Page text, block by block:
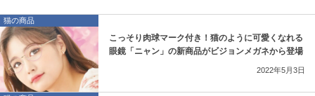
猫の商品
こっそり肉球マーク付き！猫のように可愛くなれる
眼鏡「ニャン」の新商品がビジョンメガネから登場
2022年5月3日